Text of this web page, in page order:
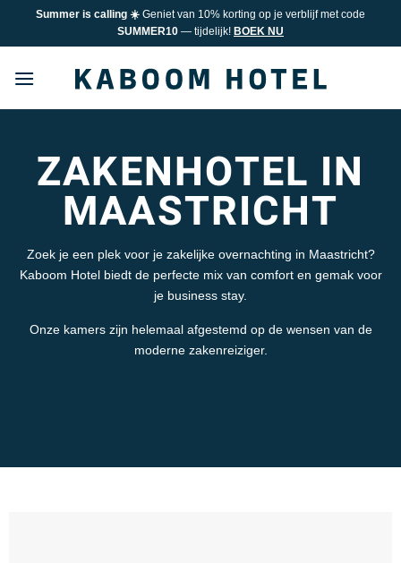
Summer is calling ☀️ Geniet van 10% korting op je verblijf met code
SUMMER10 — tijdelijk! BOEK NU
ZAKENHOTEL IN
MAASTRICHT
Zoek je een plek voor je zakelijke overnachting in Maastricht?
Kaboom Hotel biedt de perfecte mix van comfort en gemak voor
je business stay.
Onze kamers zijn helemaal afgestemd op de wensen van de
moderne zakenreiziger.